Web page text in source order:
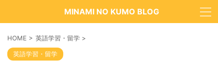
MINAMI NO KUMO BLOG
HOME > 英語学習・留学 >
英語学習・留学